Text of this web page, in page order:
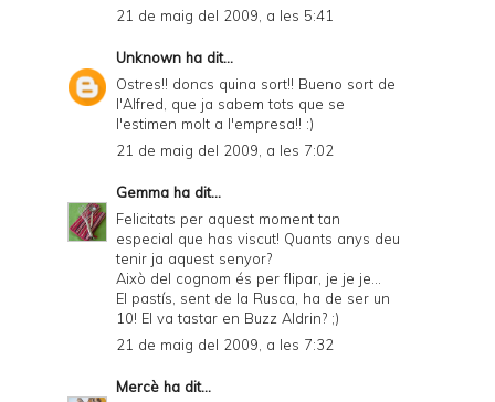
21 de maig del 2009, a les 5:41
Unknown ha dit...
Ostres!! doncs quina sort!! Bueno sort de
l'Alfred, que ja sabem tots que se
l'estimen molt a l'empresa!! :)
21 de maig del 2009, a les 7:02
Gemma ha dit...
Felicitats per aquest moment tan
especial que has viscut! Quants anys deu
tenir ja aquest senyor?
Això del cognom és per flipar, je je je...
El pastís, sent de la Rusca, ha de ser un
10! El va tastar en Buzz Aldrin? ;)
21 de maig del 2009, a les 7:32
Mercè ha dit...